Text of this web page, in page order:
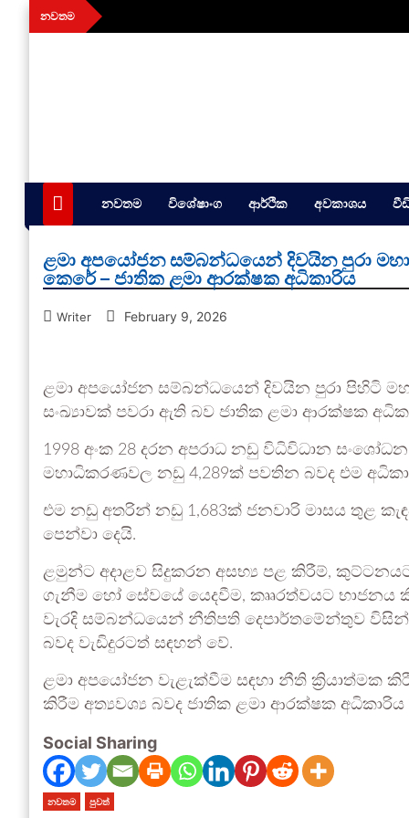
Skip
to
නවතම
aithiya
Human Rights News
නවතම විශේෂාංග ආර්ථික අවකාශය
ළමා අපයෝජන සම්බන්ධයෙන් දිවයින පුරා
කෙරේ – ජාතික ළමා ආරක්ෂක අධිකාරිය
Writer February 9, 2026
ළමා අපයෝජන සම්බන්ධයෙන් දිවයින පුරා පිහිටි
සංඛ්‍යාවක් පවරා ඇති බව ජාතික ළමා ආරක්ෂක
1998 අංක 28 දරන අපරාධ නඩු විධිවිධාන
මහාධිකරණවල නඩු 4,289ක් පවතින බවද එම
එම නඩු අතරින් නඩු 1,683ක් ජනවාරි මාසය තුළ
පෙන්වා දෙයි.
ළමුන්ට අදාළව සිදුකරන අසභ්‍ය පළ කිරීම්,
ගැනීම හෝ සේවයේ යෙදවීම, කෲරත්වයට භාජනය
වැරදි සම්බන්ධයෙන් නීතිපති දෙපාර්තමේන්තුව විසින්
බවද වැඩිදුරටත් සඳහන් වේ.
ළමා අපයෝජන වැළැක්වීම සඳහා නීති
කිරීම අත්‍යවශ්‍ය බවද ජාතික ළමා ආරක්ෂක
Social Sharing
නවතම පුවත්